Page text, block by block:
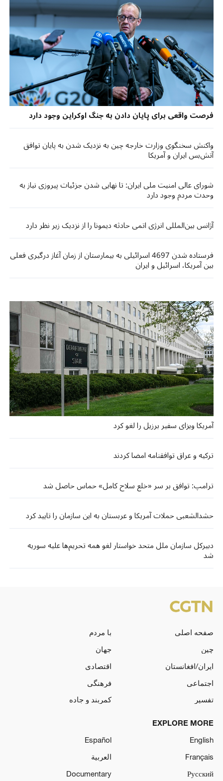
فرصت واقعی برای پایان دادن به ‌جنگ اوکراین وجود دارد
واکنش سخنگوی وزارت خارجه چین به نزدیک شدن به پایان توافق
آتش‌بس ایران و آمریکا
شورای عالی امنیت ملی ایران: تا نهایی شدن جزئیات پیروزی نیاز به
وحدت مردم وجود دارد
آژانس بین‌المللی انرژی اتمی حادثه دیمونا را از نزدیک زیر نظر دارد
فرستاده شدن 4697 اسرائیلی به بیمارستان از زمان آغاز درگیری فعلی
بین آمریکا، اسرائیل و ایران
آمریکا ویزای سفیر برزیل را لغو کرد
ترکیه و عراق توافقنامه امضا کردند
ترامپ: توافق بر سر «خلع سلاح کامل» حماس حاصل شد
حشدالشعبی حملات آمریکا و عربستان به این سازمان را تایید کرد
دبیرکل سازمان ملل متحد خواستار لغو همه تحریم‌ها علیه سوریه
شد
صفحه اصلی
با مردم
چین
جهان
ایران/افغانستان
اقتصادی
اجتماعی
فرهنگی
تفسیر
کمربند و جاده
EXPLORE MORE
English
Español
Français
العربية
Русский
Documentary